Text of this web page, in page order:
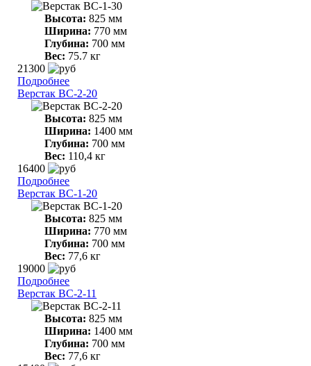
Высота: 825 мм
Ширина: 770 мм
Глубина: 700 мм
Вес: 75.7 кг
21300
Подробнее
Верстак ВС-2-20
Высота: 825 мм
Ширина: 1400 мм
Глубина: 700 мм
Вес: 110,4 кг
16400
Подробнее
Верстак ВС-1-20
Высота: 825 мм
Ширина: 770 мм
Глубина: 700 мм
Вес: 77,6 кг
19000
Подробнее
Верстак ВС-2-11
Высота: 825 мм
Ширина: 1400 мм
Глубина: 700 мм
Вес: 77,6 кг